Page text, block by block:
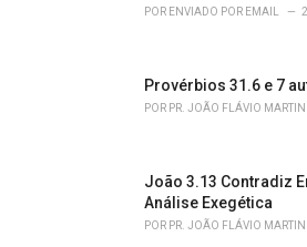
POR ENVIADO POR EMAIL
Provérbios 31.6 e 7
POR PR. JOÃO FLÁVIO
João 3.13 Contradiz
Análise Exegética
POR PR. JOÃO FLÁVIO